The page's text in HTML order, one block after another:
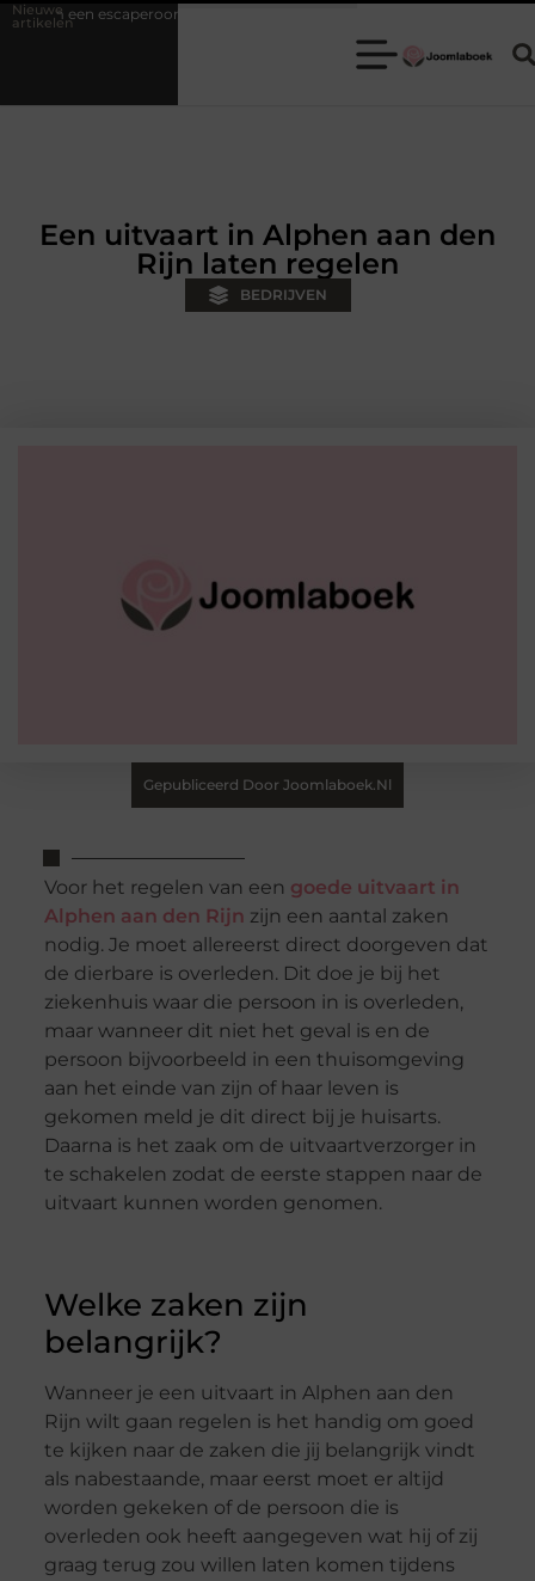
Nieuwe
artikelende ideale keuze is voor een teamuitje
Een uitvaart in Alphen aan den
Rijn laten regelen
BEDRIJVEN
Gepubliceerd Door Joomlaboek.nl
Voor het regelen van een goede uitvaart in
Alphen aan den Rijn zijn een aantal zaken
nodig. Je moet allereerst direct doorgeven dat
de dierbare is overleden. Dit doe je bij het
ziekenhuis waar die persoon in is overleden,
maar wanneer dit niet het geval is en de
persoon bijvoorbeeld in een thuisomgeving
aan het einde van zijn of haar leven is
gekomen meld je dit direct bij je huisarts.
Daarna is het zaak om de uitvaartverzorger in
te schakelen zodat de eerste stappen naar de
uitvaart kunnen worden genomen.
Welke zaken zijn
belangrijk?
Wanneer je een uitvaart in Alphen aan den
Rijn wilt gaan regelen is het handig om goed
te kijken naar de zaken die jij belangrijk vindt
als nabestaande, maar eerst moet er altijd
worden gekeken of de persoon die is
overleden ook heeft aangegeven wat hij of zij
graag terug zou willen laten komen tijdens